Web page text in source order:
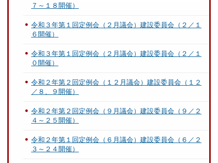
７～１８開催）
令和３年第１回定例会（２月議会）建設委員会（２／１
６開催）
令和３年第１回定例会（２月議会）建設委員会（２／１
０開催）
令和２年第２回定例会（１２月議会）建設委員会（１２
／８、９開催）
令和２年第２回定例会（９月議会）建設委員会（９／２
４～２５開催）
令和２年第１回定例会（６月議会）建設委員会（６／２
３～２４開催）